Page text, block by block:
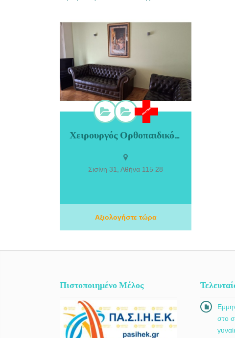
Χειρουργός Ορθοπαιδικός Χίλτον Αθήνα
Δήμητρα είναι πτυχιούχος της Ιατρικής
Σχολής του Εθνικού και Καποδιστριακού
έχει ασχοληθεί με όλο το εύρος της
Χειρουργός Ορθοπαιδικός Χίλτον Αθήνα Τογαντζή Δήμητρα
Σισίνη 31, Αθήνα 115 28
Αξιολογήστε τώρα
Πιστοποιημένο Μέλος
στο